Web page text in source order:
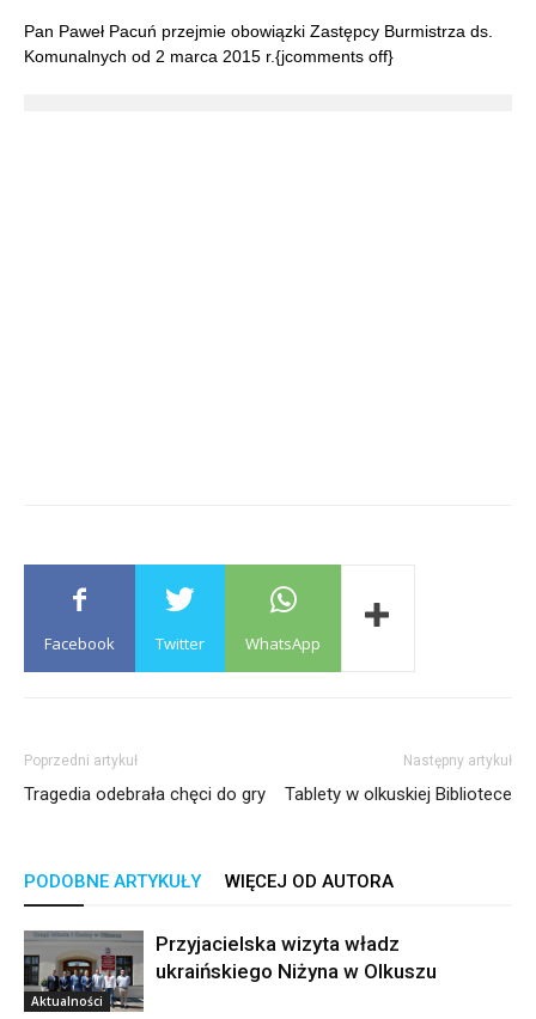
Pan Paweł Pacuń przejmie obowiązki Zastępcy Burmistrza ds.
Komunalnych od 2 marca 2015 r.{jcomments off}
Facebook Twitter WhatsApp
Poprzedni artykuł
Tragedia odebrała chęci do gry
Następny artykuł
Tablety w olkuskiej Bibliotece
PODOBNE ARTYKUŁY WIĘCEJ OD AUTORA
Aktualności
Przyjacielska wizyta władz
ukraińskiego Niżyna w Olkuszu